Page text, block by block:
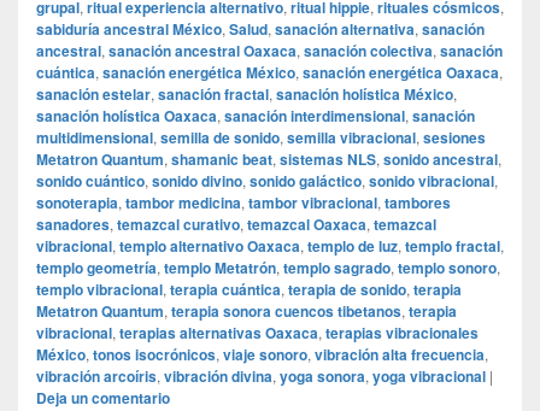
grupal, ritual experiencia alternativo, ritual hippie, rituales cósmicos,
sabiduría ancestral México, Salud, sanación alternativa, sanación
ancestral, sanación ancestral Oaxaca, sanación colectiva, sanación
cuántica, sanación energética México, sanación energética Oaxaca,
sanación estelar, sanación fractal, sanación holística México,
sanación holística Oaxaca, sanación interdimensional, sanación
multidimensional, semilla de sonido, semilla vibracional, sesiones
Metatron Quantum, shamanic beat, sistemas NLS, sonido ancestral,
sonido cuántico, sonido divino, sonido galáctico, sonido vibracional,
sonoterapia, tambor medicina, tambor vibracional, tambores
sanadores, temazcal curativo, temazcal Oaxaca, temazcal
vibracional, templo alternativo Oaxaca, templo de luz, templo fractal,
templo geometría, templo Metatrón, templo sagrado, templo sonoro,
templo vibracional, terapia cuántica, terapia de sonido, terapia
Metatron Quantum, terapia sonora cuencos tibetanos, terapia
vibracional, terapias alternativas Oaxaca, terapias vibracionales
México, tonos isocrónicos, viaje sonoro, vibración alta frecuencia,
vibración arcoíris, vibración divina, yoga sonora, yoga vibracional |
Deja un comentario